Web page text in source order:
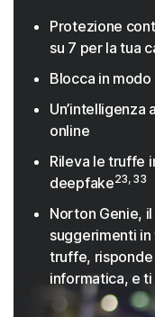
Protezione
su 7 per la tua
Blocca in
online
Rileva le truffe
deepfake23, 33
Norton Genie,
suggerimenti
truffe, risponde
informatica, e